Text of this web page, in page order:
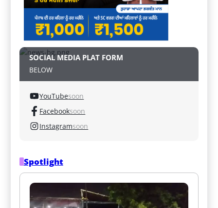
SOCIAL MEDIA PLAT FORM
BELOW
YouTubesoon
Facebooksoon
Instagramsoon
Spotlight